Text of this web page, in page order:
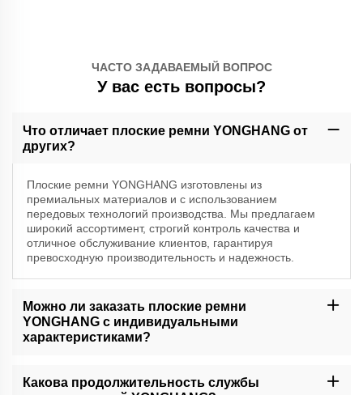
ЧАСТО ЗАДАВАЕМЫЙ ВОПРОС
У вас есть вопросы?
Что отличает плоские ремни YONGHANG от
других?
Плоские ремни YONGHANG изготовлены из
премиальных материалов и с использованием
передовых технологий производства. Мы предлагаем
широкий ассортимент, строгий контроль качества и
отличное обслуживание клиентов, гарантируя
превосходную производительность и надежность.
Можно ли заказать плоские ремни
YONGHANG с индивидуальными
характеристиками?
требования. YONGHANG может адаптировать плоские ремни
по размеру, материалу и другим спецификациям для
Какова продолжительность службы